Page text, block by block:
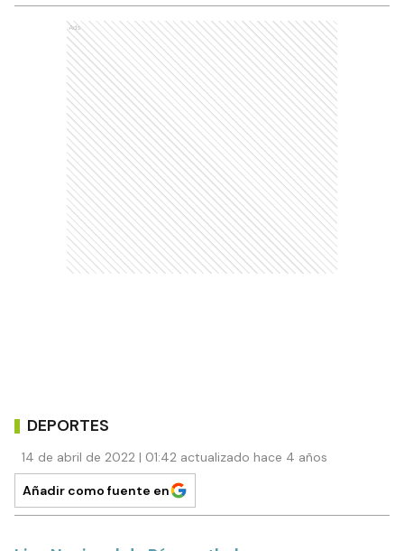
Ads
DEPORTES
14 de abril de 2022 | 01:42 actualizado hace 4 años
Añadir como fuente en